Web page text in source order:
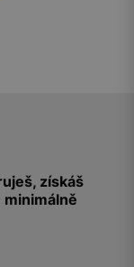
získáš
minimálně